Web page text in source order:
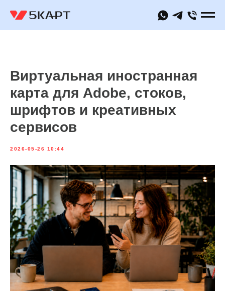
Виртуальная иностранная
карта для Adobe, стоков,
шрифтов и креативных
сервисов
2026-05-26 10:44